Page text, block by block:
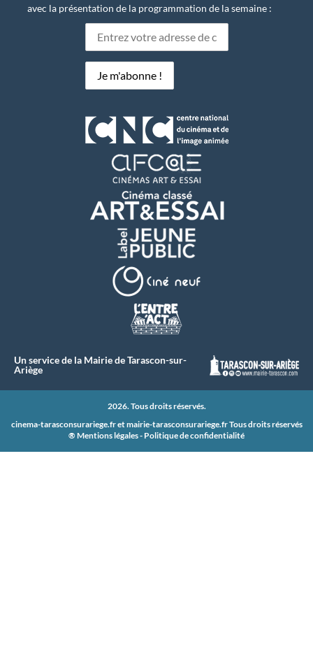
avec la présentation de la programmation de la semaine :
Un service de la Mairie de Tarascon-sur-
Ariège
2026. Tous droits réservés.
cinema-tarasconsurariege.fr etmairie-tarasconsurariege.frTous droits réservés
® Mentions légales- Politique de confidentialité